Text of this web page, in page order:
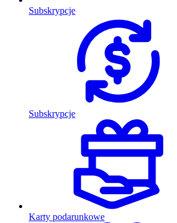
Subskrypcje
Subskrypcje
Karty podarunkowe